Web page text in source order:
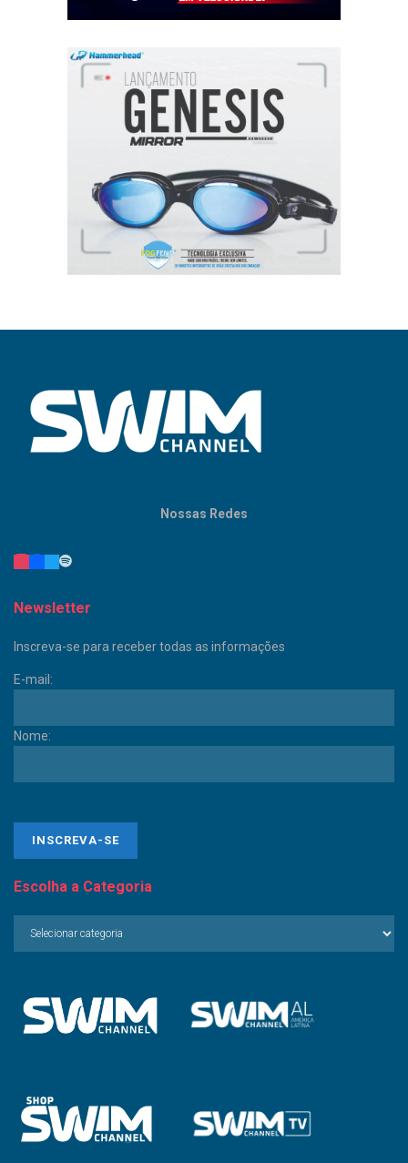
Nossas Redes
Newsletter
Inscreva-se para receber todas as informações
E-mail:
Nome:
Escolha a Categoria